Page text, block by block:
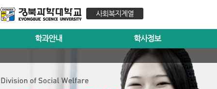
사회복지계열
학과안내 학사정보